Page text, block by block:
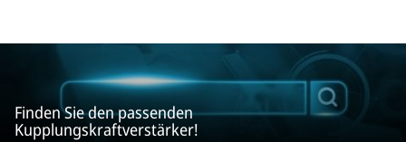
Finden Sie den passenden
Kupplungskraftverstärker!